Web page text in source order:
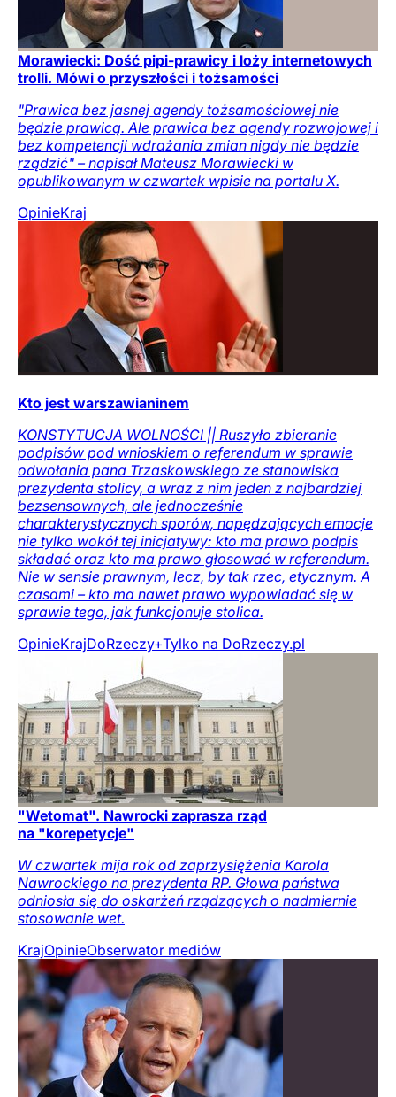
Morawiecki: Dość pipi-prawicy i loży internetowych
trolli. Mówi o przyszłości i tożsamości
"Prawica bez jasnej agendy tożsamościowej nie
będzie prawicą. Ale prawica bez agendy rozwojowej i
bez kompetencji wdrażania zmian nigdy nie będzie
rządzić" – napisał Mateusz Morawiecki w
opublikowanym w czwartek wpisie na portalu X.
OpinieKraj
Kto jest warszawianinem
KONSTYTUCJA WOLNOŚCI || Ruszyło zbieranie
podpisów pod wnioskiem o referendum w sprawie
odwołania pana Trzaskowskiego ze stanowiska
prezydenta stolicy, a wraz z nim jeden z najbardziej
bezsensownych, ale jednocześnie
charakterystycznych sporów, napędzających emocje
nie tylko wokół tej inicjatywy: kto ma prawo podpis
składać oraz kto ma prawo głosować w referendum.
Nie w sensie prawnym, lecz, by tak rzec, etycznym. A
czasami – kto ma nawet prawo wypowiadać się w
sprawie tego, jak funkcjonuje stolica.
OpinieKrajDoRzeczy+Tylko na DoRzeczy.pl
"Wetomat". Nawrocki zaprasza rząd
na "korepetycje"
W czwartek mija rok od zaprzysiężenia Karola
Nawrockiego na prezydenta RP. Głowa państwa
odniosła się do oskarżeń rządzących o nadmiernie
stosowanie wet.
KrajOpinieObserwator mediów